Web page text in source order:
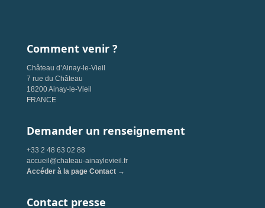
Comment venir ?
Château d’Ainay-le-Vieil
7 rue du Château
18200 Ainay-le-Vieil
FRANCE
Demander un renseignement
+33 2 48 63 02 88
accueil@chateau-ainaylevieil.fr
Accéder à la page Contact →
Contact presse